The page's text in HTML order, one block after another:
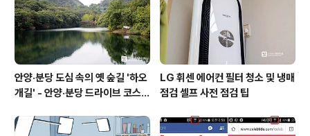
안양·분당 도심 속의 옛 숲길 '하오
개길' - 안양·분당 드라이브 코스
LG 휘센 에어컨 필터 청소 및 냉매
점검 셀프 사전 점검 팁